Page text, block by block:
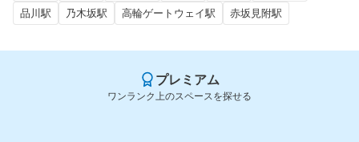
品川駅
乃木坂駅 高輪ゲートウェイ駅 赤坂見附駅
プレミアム
ワンランク上のスペースを探せる